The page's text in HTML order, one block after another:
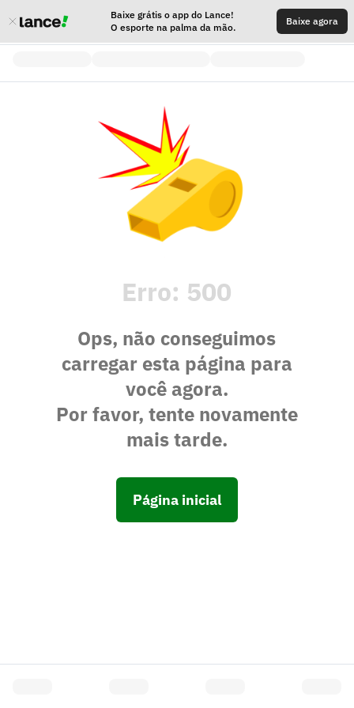
Baixe grátis o app do Lance!
O esporte na palma da mão.
Baixe agora
Erro: 500
Ops, não conseguimos
carregar esta página para
você agora.
Por favor, tente novamente
mais tarde.
Página inicial